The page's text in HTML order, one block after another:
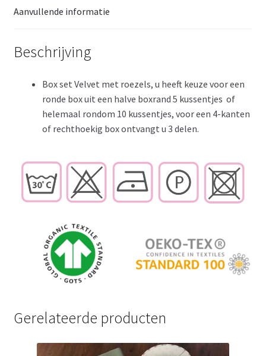
en
Aanvullende informatie
Beschrijving
Box set Velvet met roezels, u heeft keuze voor een
ronde box uit een halve boxrand 5 kussentjes of
helemaal rondom 10 kussentjes, voor een 4-kanten
of rechthoekig box ontvangt u 3 delen.
Gerelateerde producten